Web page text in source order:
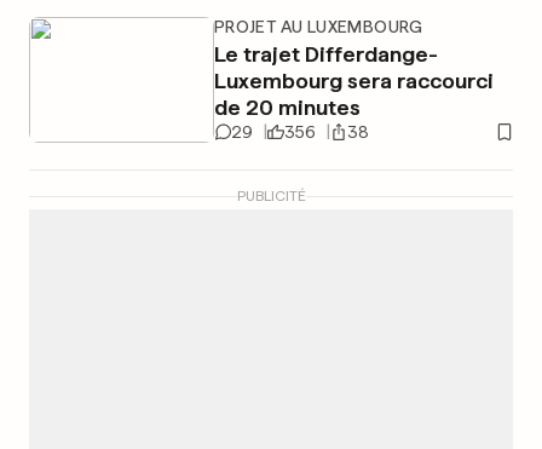
PROJET AU LUXEMBOURG
Le trajet Differdange-
Luxembourg sera raccourci
de 20 minutes
29 356 38
PUBLICITÉ